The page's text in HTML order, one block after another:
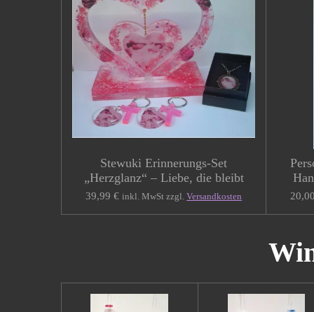
Stewuki Erinnerungs-Set
„Herzglanz“ – Liebe, die bleibt
39,99 € inkl. MwSt zzgl.Versandkosten